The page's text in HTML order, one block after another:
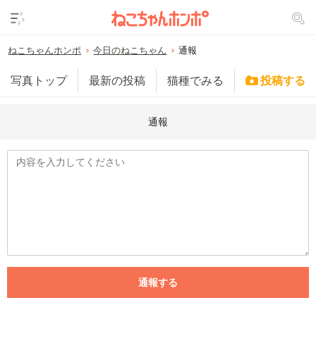
ねこちゃんホンポ 今日のねこちゃん 通報
写真トップ 最新の投稿 猫種でみる 投稿する
通報